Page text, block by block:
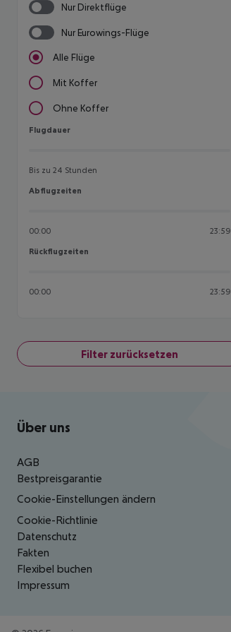
Nur Direktflüge
Nur Eurowings-Flüge
Alle Flüge
Mit Koffer
Ohne Koffer
Flugdauer
Flugdauer
Bis zu 24 Stunden
Abflugzeiten
Abflugzeiten
00:00 23:59
Rückflugzeiten
Rückflugzeiten
00:00 23:59
Filter zurücksetzen
Footer navigation
Über uns
AGB
Bestpreisgarantie
Cookie-Einstellungen ändern
Cookie-Richtlinie
Datenschutz
Fakten
Flexibel buchen
Impressum